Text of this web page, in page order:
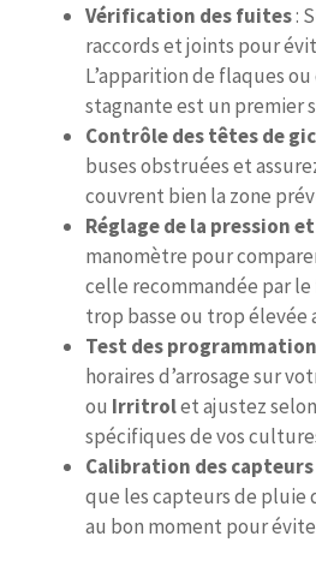
Vérification des fuites:
raccords et joints pour
L’apparition de flaques ou
stagnante est un premier
Contrôle des têtes de
buses obstruées et
couvrent bien la zone
Réglage de la pression
manomètre pour
celle recommandée par
trop basse ou trop
Test des
horaires d’arrosage sur
ou Irritrolet ajustez
spécifiques de vos
Calibration des
que les capteurs de pluie
au bon moment pour